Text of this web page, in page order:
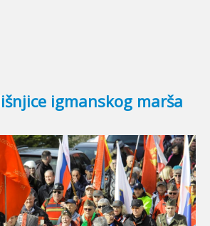
igmanskog marša